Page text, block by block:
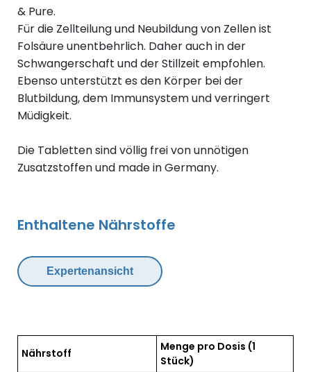
& Pure.
Für die Zellteilung und Neubildung von Zellen ist
Folsäure unentbehrlich. Daher auch in der
Schwangerschaft und der Stillzeit empfohlen.
Ebenso unterstützt es den Körper bei der
Blutbildung, dem Immunsystem und verringert
Müdigkeit.
Die Tabletten sind völlig frei von unnötigen
Zusatzstoffen und made in Germany.
Enthaltene Nährstoffe
Expertenansicht
Nährstoff Menge pro Dosis (1
Stück)